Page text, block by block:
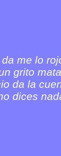
me lo
grito
da la
dices